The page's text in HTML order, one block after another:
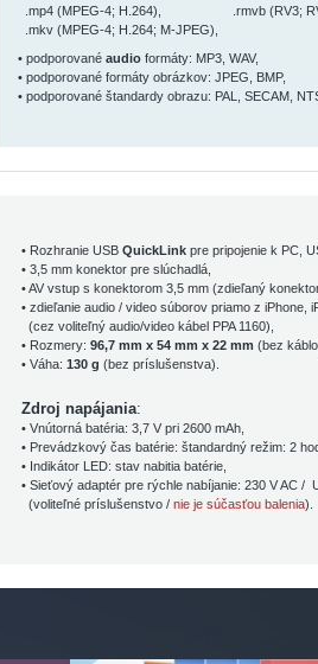
.mp4 (MPEG-4; H.264),
.mkv (MPEG-4; H.264; M-JPEG),
.rmvb (RV3;
• podporované audio formáty: MP3, WAV,
• podporované formáty obrázkov: JPEG, BMP,
• podporované štandardy obrazu: PAL, SECAM,
• Rozhranie USB QuickLink pre pripojenie k PC,
• 3,5 mm konektor pre slúchadlá,
• AV vstup s konektorom 3,5 mm (zdieľaný
• zdieľanie audio / video súborov priamo z iPhone,
(cez voliteľný audio/video kábel PPA 1160),
• Rozmery: 96,7 mm x 54 mm x 22 mm (bez
• Váha: 130 g (bez príslušenstva).
Zdroj napájania:
• Vnútorná batéria: 3,7 V pri 2600 mAh,
• Prevádzkový čas batérie: štandardný režim: 2
• Indikátor LED: stav nabitia batérie,
• Sieťový adaptér pre rýchle nabíjanie: 230 V AC /
(voliteľné príslušenstvo / nie je súčasťou balenia).